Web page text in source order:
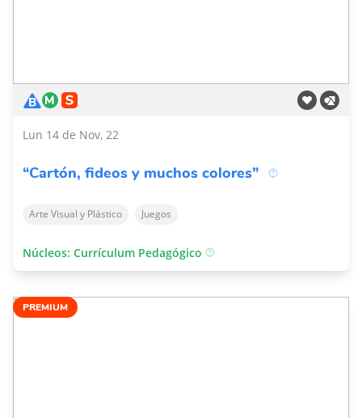
Lun 14 de Nov, 22
“Cartón, fideos y muchos colores”
Arte Visual y Plástico Juegos
Núcleos: Currículum Pedagógico
PREMIUM